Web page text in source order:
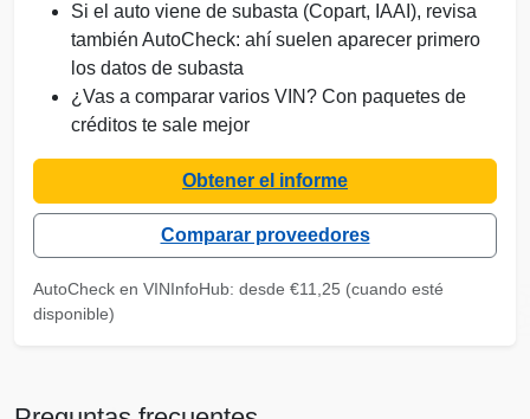
Manheim
Autocheck
Copart
IAAI
CopartCopart
Si el auto viene de subasta (Copart, IAAI), revisa
también AutoCheck: ahí suelen aparecer primero
los datos de subasta
¿Vas a comparar varios VIN? Con paquetes de
créditos te sale mejor
Obtener el informe
Comparar proveedores
AutoCheck en VINInfoHub: desde €11,25 (cuando esté
disponible)